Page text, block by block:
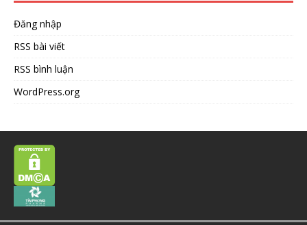
Đăng nhập
RSS bài viết
RSS bình luận
WordPress.org